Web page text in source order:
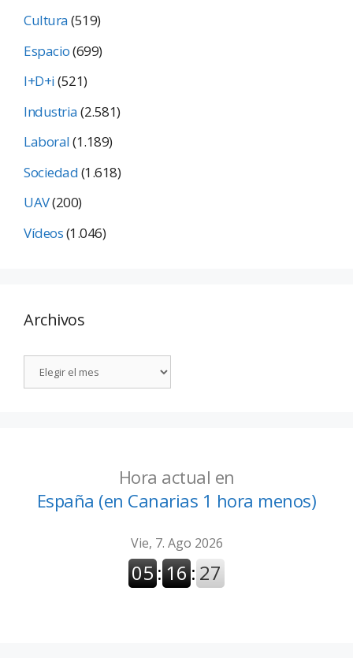
Cultura(519)
Espacio(699)
I+D+i(521)
Industria(2.581)
Laboral(1.189)
Sociedad(1.618)
UAV(200)
Vídeos(1.046)
Archivos
Hora actual en
España (en Canarias 1 hora menos)